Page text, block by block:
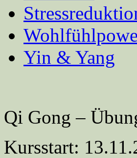
Yin & Yang
Qi Gong –
Kursstart: